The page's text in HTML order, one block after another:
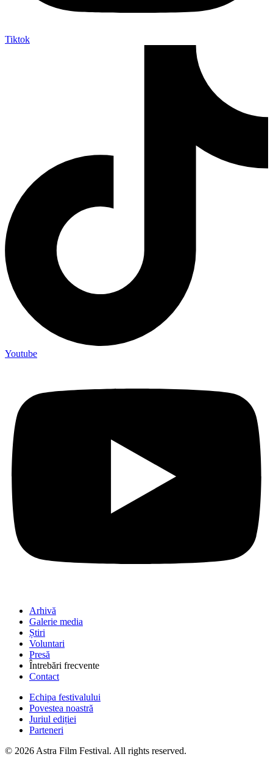
Tiktok
Youtube
Arhivă
Galerie media
Știri
Voluntari
Presă
Întrebări frecvente
Contact
Echipa festivalului
Povestea noastră
Juriul ediției
Parteneri
© 2026 Astra Film Festival. All rights reserved.